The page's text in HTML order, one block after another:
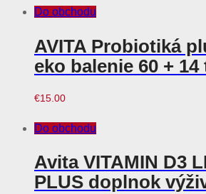
Do obchodu
AVITA Probiotiká
eko balenie 60 +
€15.00
Do obchodu
Avita VITAMIN D3
PLUS doplnok